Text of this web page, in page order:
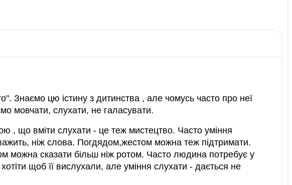
Знаємо цю істину з дитинства , але чомусь часто про неї
мовчати, слухати, не галасувати.
, що вміти слухати - це теж мистецтво. Часто уміння
ніж слова. Погдядом,жестом можна теж підтримати.
можна сказати більш ніж ротом. Часто людина потребує у
хотіти щоб її вислухали, але уміння слухати - дається не